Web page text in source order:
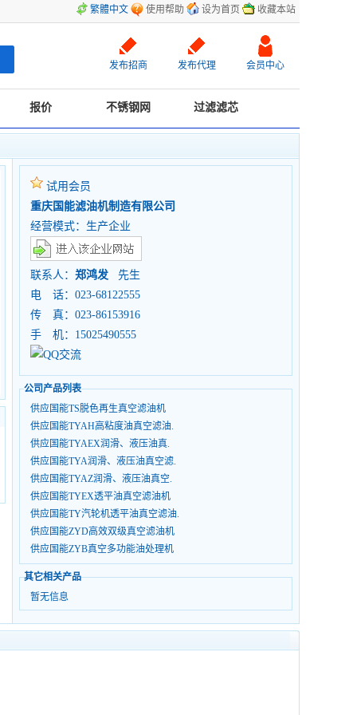
繁體中文 使用帮助 设为首页 收藏本站
发布招商 发布代理 会员中心
报价 不锈钢网 过滤滤芯
试用会员
重庆国能滤油机制造有限公司
经营模式：生产企业
联系人： 郑鸿发 先生
电 话：023-68122555
传 真：023-86153916
手 机：15025490555
公司产品列表
供应国能TS脱色再生真空滤油机
供应国能TYAH高粘度油真空滤油.
供应国能TYAEX润滑、液压油真.
供应国能TYA润滑、液压油真空滤.
供应国能TYAZ润滑、液压油真空.
供应国能TYEX透平油真空滤油机
供应国能TY汽轮机透平油真空滤油.
供应国能ZYD高效双级真空滤油机
供应国能ZYB真空多功能油处理机
其它相关产品
暂无信息